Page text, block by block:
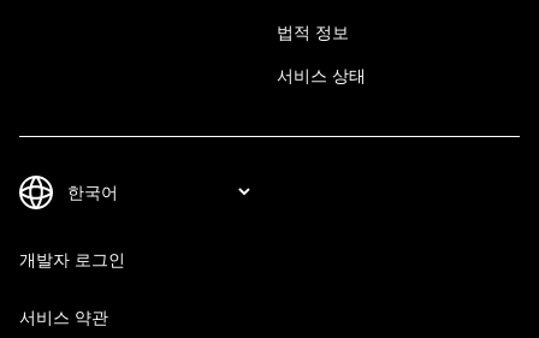
법적 정보
서비스 상태
개발자 로그인
서비스 약관